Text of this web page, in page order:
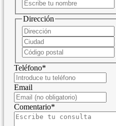
Dirección
Teléfono*
Email
Comentario*